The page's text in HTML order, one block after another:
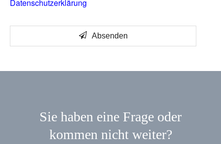
Datenschutzerklärung
Absenden
Sie haben eine Frage oder
kommen nicht weiter?